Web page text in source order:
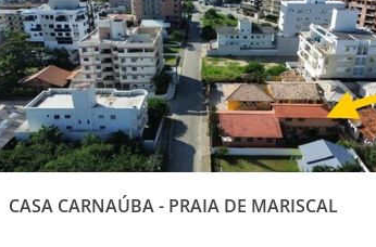
CASA CARNAÚBA - PRAIA DE MARISCAL